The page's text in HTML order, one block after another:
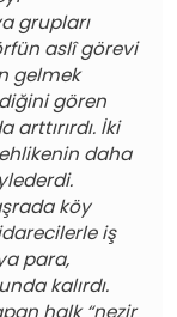
grupları
aslî görevi
gelmek
gören
İki
daha
köy
iş
para,
kalırdı.
halk “nezir